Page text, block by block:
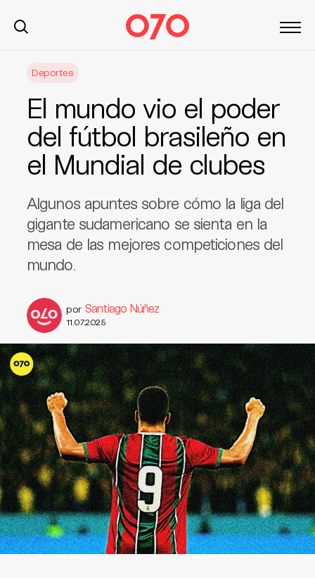
Deportes
El mundo vio el poder
del fútbol brasileño en
el Mundial de clubes
Algunos apuntes sobre cómo la liga del
gigante sudamericano se sienta en la
mesa de las mejores competiciones del
mundo.
por Santiago Núñez
11.07.2025